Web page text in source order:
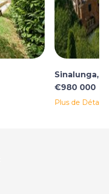
Sinalunga,
€980 000
Plus de Détails